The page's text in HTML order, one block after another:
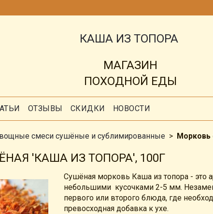
КАША ИЗ ТОПОРА
МАГАЗИН
ПОХОДНОЙ ЕДЫ
ОТЗЫВЫ СКИДКИ НОВОСТИ
смеси сушёные и сублимированные Морковь
'КАША ИЗ ТОПОРА', 100Г
Сушёная морковь Каша из топора - это
небольшими кусочками 2-5 мм.
первого или второго блюда, где
превосходная добавка к ухе.